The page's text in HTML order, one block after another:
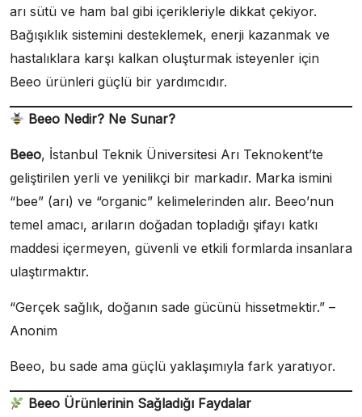
arı sütü ve ham bal gibi içerikleriyle dikkat çekiyor.
Bağışıklık sistemini desteklemek, enerji kazanmak ve
hastalıklara karşı kalkan oluşturmak isteyenler için
Beeo ürünleri güçlü bir yardımcıdır.
Beeo Nedir? Ne Sunar?
Beeo, İstanbul Teknik Üniversitesi Arı Teknokent’te
geliştirilen yerli ve yenilikçi bir markadır. Marka ismini
“bee” (arı) ve “organic” kelimelerinden alır. Beeo’nun
temel amacı, arıların doğadan topladığı şifayı katkı
maddesi içermeyen, güvenli ve etkili formlarda insanlara
ulaştırmaktır.
“Gerçek sağlık, doğanın sade gücünü hissetmektir.” –
Anonim
Beeo, bu sade ama güçlü yaklaşımıyla fark yaratıyor.
Beeo Ürünlerinin Sağladığı Faydalar